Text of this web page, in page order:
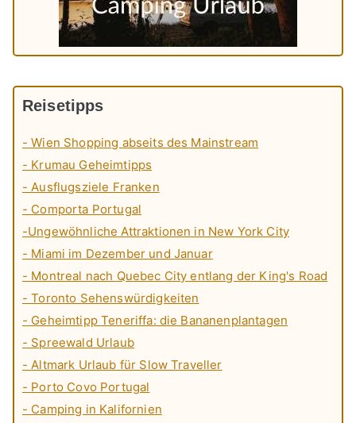
Reisetipps
- Wien Shopping abseits des Mainstream
- Krumau Geheimtipps
- Ausflugsziele Franken
- Comporta Portugal
-Ungewöhnliche Attraktionen in New York City
- Miami im Dezember und Januar
- Montreal nach Quebec City entlang der King's Road
- Toronto Sehenswürdigkeiten
- Geheimtipp Teneriffa: die Bananenplantagen
- Spreewald Urlaub
- Altmark Urlaub für Slow Traveller
- Porto Covo Portugal
- Camping in Kalifornien